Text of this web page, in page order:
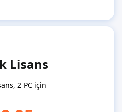
Lisans
2 PC için